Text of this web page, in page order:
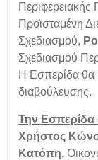
Περιφερειακής
Προϊσταμένη
Σχεδιασμού,
Σχεδιασμού
Η Εσπερίδα θα
διαβούλευσης.
Την Εσπερίδα
Χρήστος
Κατόπη,